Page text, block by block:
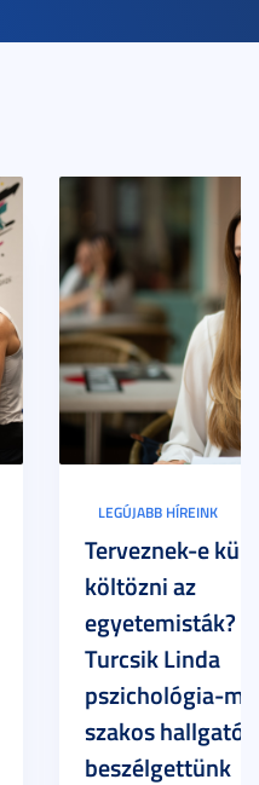
LEGÚJABB HÍREINK
Terveznek-e
költözni az
egyetemisták? –
Turcsik Linda
pszichológia-
szakos
beszélgettünk